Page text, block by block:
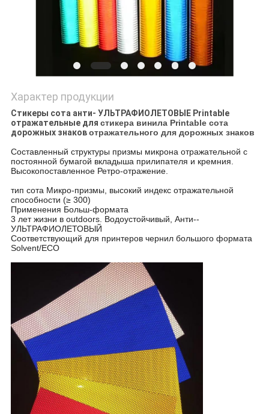
Характер продукции
Стикеры сота анти- УЛЬТРАФИОЛЕТОВЫЕ Printable
отражательные для стикера винила Printable сота
дорожных знаковотражательного для дорожных знаков
Составленный структуры призмы микрона отражательной с
постоянной бумагой вкладыша прилипателя и кремния.
Высокопоставленное Ретро-отражение.
тип сота Микро-призмы, высокий индекс отражательной
способности (≥ 300)
Применения Больш-формата
3 лет жизни в outdoors. Водоустойчивый, Анти--
УЛЬТРАФИОЛЕТОВЫЙ
Соответствующий для принтеров чернил большого формата
Solvent/ECO